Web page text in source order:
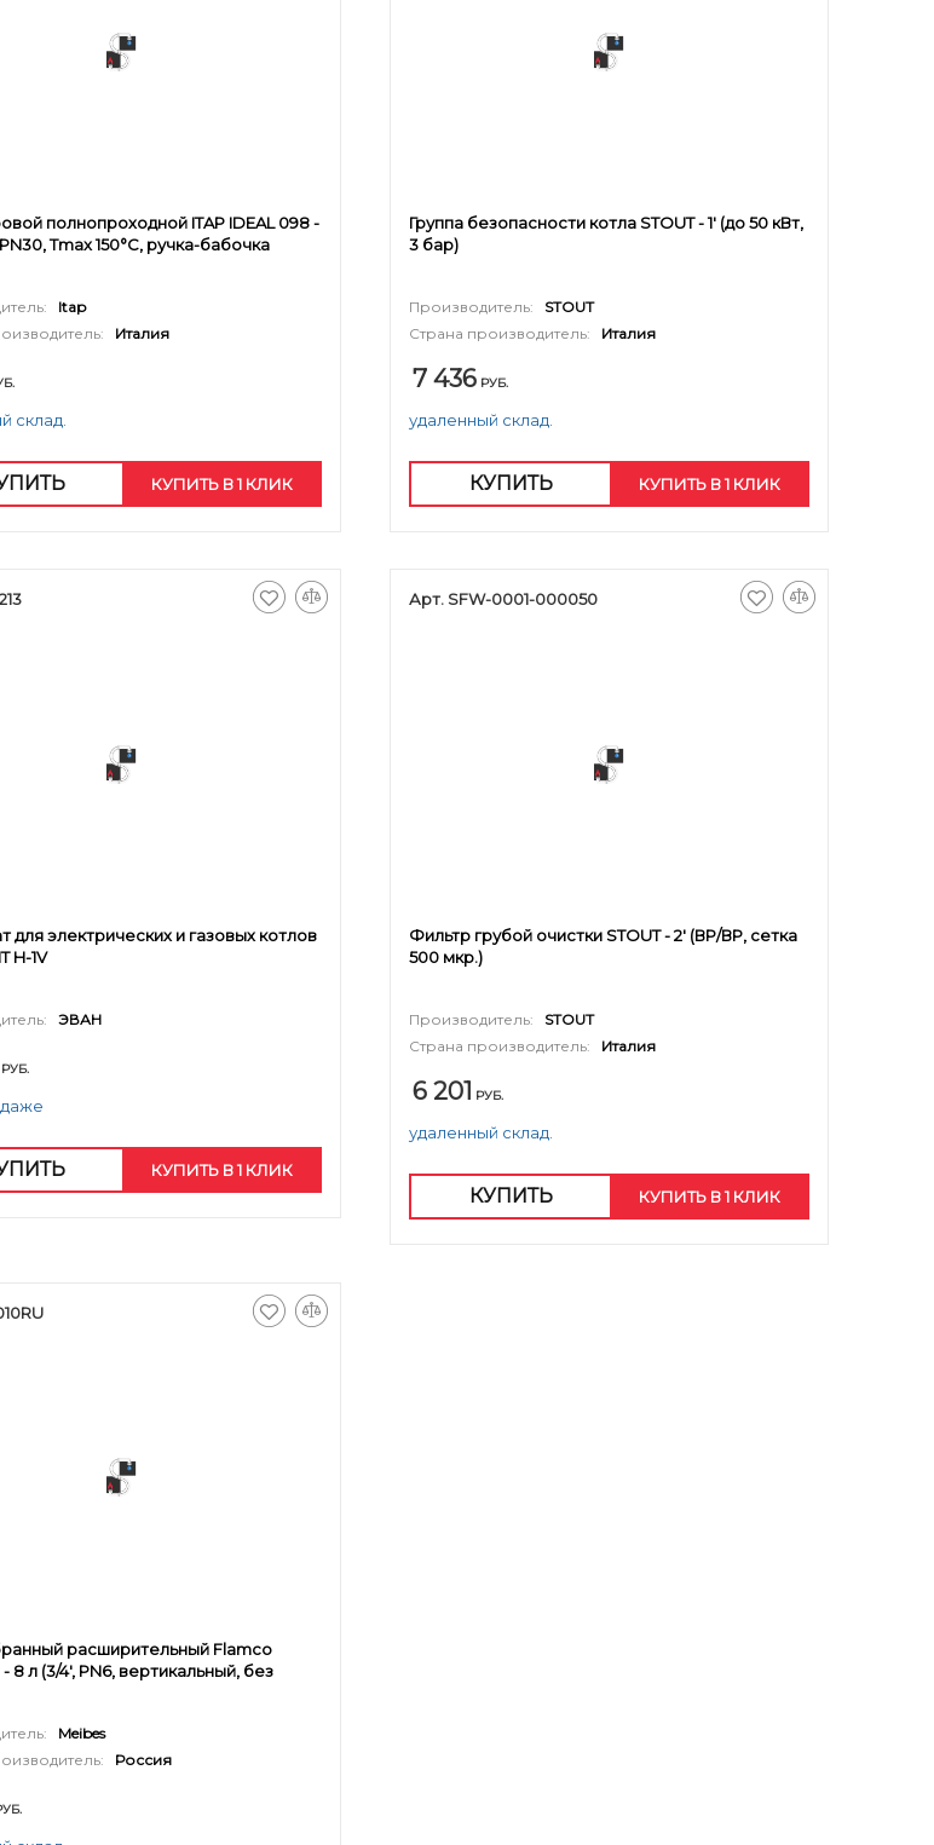
полнопроходной ITAP IDEAL 098 -
Tmax 150°С, ручка-бабочка
Itap
Италия
склад.
КУПИТЬ В 1 КЛИК
Группа безопасности котла STOUT - 1' (до 50 кВт,
3 бар)
Производитель:
STOUT
Страна производитель:
Италия
7 436 РУБ.
удаленный склад.
КУПИТЬ КУПИТЬ В 1 КЛИК
для электрических и газовых котлов
H-1V
ЭВАН
РУБ.
КУПИТЬ В 1 КЛИК
Арт. SFW-0001-000050
Фильтр грубой очистки STOUT - 2' (ВР/ВР, сетка
500 мкр.)
Производитель:
STOUT
Страна производитель:
Италия
6 201 РУБ.
удаленный склад.
КУПИТЬ КУПИТЬ В 1 КЛИК
расширительный Flamco
8 л (3/4', PN6, вертикальный, без
Meibes
Россия